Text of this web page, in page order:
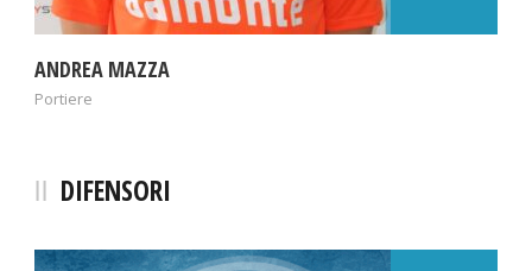
ANDREA MAZZA
Portiere
DIFENSORI